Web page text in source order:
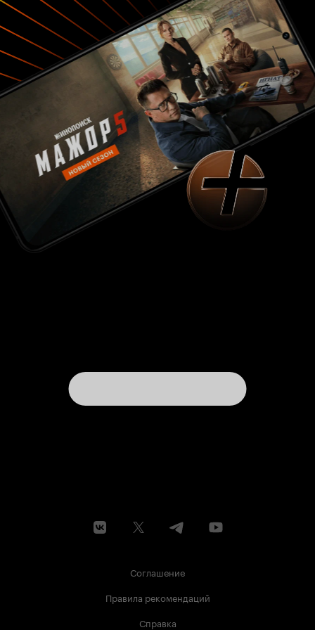
Соглашение
Правила рекомендаций
Справка